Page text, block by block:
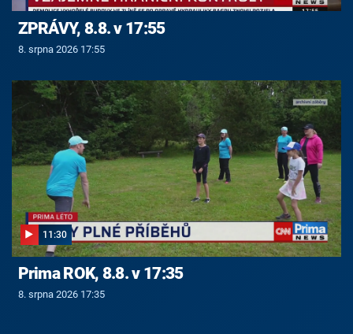
ZPRÁVY, 8.8. v 17:55
8. srpna 2026 17:55
11:30
Prima ROK, 8.8. v 17:35
8. srpna 2026 17:35